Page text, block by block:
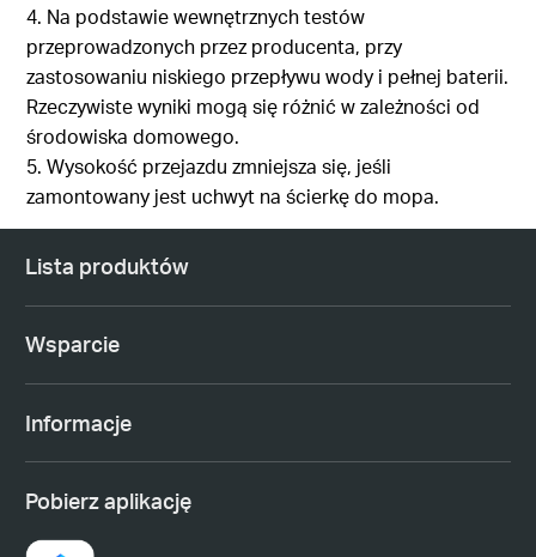
4. Na podstawie wewnętrznych testów
przeprowadzonych przez producenta, przy
zastosowaniu niskiego przepływu wody i pełnej baterii.
Rzeczywiste wyniki mogą się różnić w zależności od
środowiska domowego.
5. Wysokość przejazdu zmniejsza się, jeśli
zamontowany jest uchwyt na ścierkę do mopa.
Lista produktów
Wsparcie
Informacje
Pobierz aplikację